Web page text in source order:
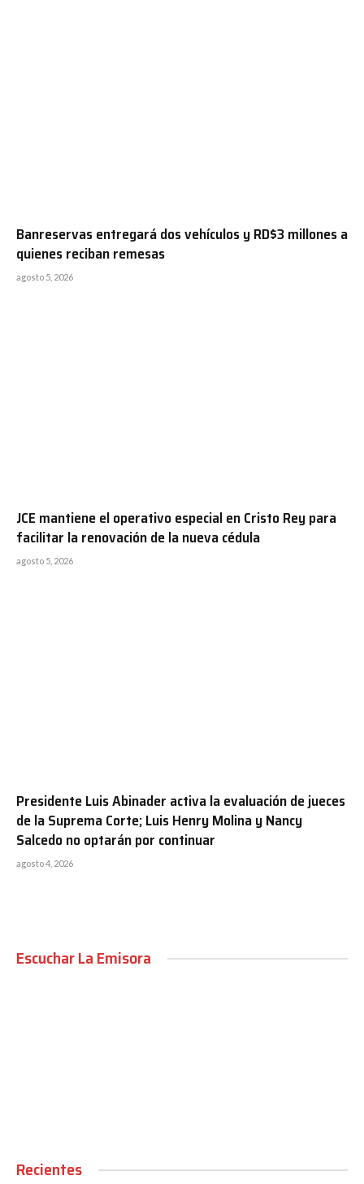
Banreservas entregará dos vehículos y RD$3 millones a
quienes reciban remesas
agosto 5, 2026
JCE mantiene el operativo especial en Cristo Rey para
facilitar la renovación de la nueva cédula
agosto 5, 2026
Presidente Luis Abinader activa la evaluación de jueces
de la Suprema Corte; Luis Henry Molina y Nancy
Salcedo no optarán por continuar
agosto 4, 2026
Escuchar La Emisora
Recientes